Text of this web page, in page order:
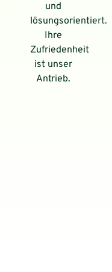
und
lösungsorientiert.
Ihre
Zufriedenheit
ist unser
Antrieb.